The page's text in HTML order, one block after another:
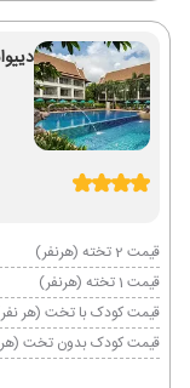
قیمت 2 تخته (هرنفر)
قیمت 1 تخته (هرنفر)
قیمت کودک با تخت (هر
قیمت کودک بدون تخت